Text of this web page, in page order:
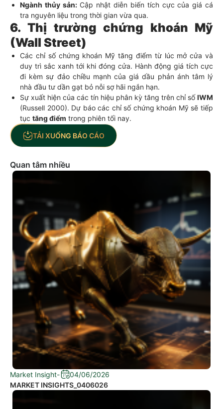
Ngành thủy sản:Cập nhật diễn biến tích cực của giá cá
tra nguyên liệu trong thời gian vừa qua.
6. Thị trường chứng khoán Mỹ
(Wall Street)
Các chỉ số chứng khoán Mỹ tăng điểm từ lúc mở cửa và
duy trì sắc xanh tới khi đóng cửa. Hành động giá tích cực
đi kèm sự đảo chiều mạnh của giá dầu phản ánh tâm lý
nhà đầu tư dần gạt bỏ nỗi sợ hãi ngắn hạn.
Sự xuất hiện của các tín hiệu phân kỳ tăng trên chỉ sốIWM
(Russell 2000). Dự báo các chỉ số chứng khoán Mỹ sẽ tiếp
tục tăng điểm trong phiên tối nay.
TẢI XUỐNG BÁO CÁO
Quan tâm nhiều
Market Insight-
04/06/2026
MARKET INSIGHTS_0406026